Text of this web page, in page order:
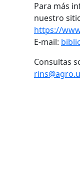
Para más
nuestro
https://
E-mail:
Consultas